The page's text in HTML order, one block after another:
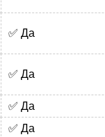
✅ Да
✅ Да
✅ Да
✅ Да